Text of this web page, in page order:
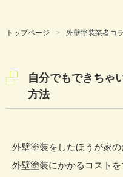
トップページ 外壁塗装業者コ
自分でもできちゃ
方法
外壁塗装をしたほうが家
外壁塗装にかかるコスト